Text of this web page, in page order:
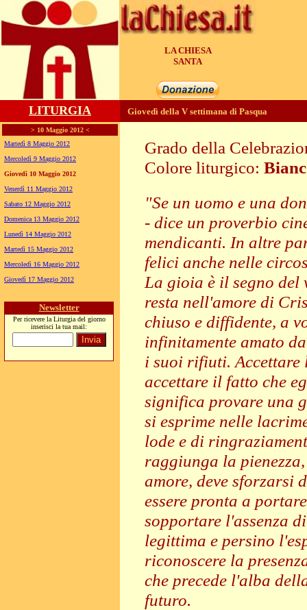
LA CHIESA
GENERA
LITURGIA
> 10 Maggio 2012 <
Martedì 8 Maggio 2012
Mercoledì 9 Maggio 2012
Giovedì 10 Maggio 2012
Venerdì 11 Maggio 2012
Sabato 12 Maggio 2012
Domenica 13 Maggio 2012
Lunedì 14 Maggio 2012
Martedì 15 Maggio 2012
Mercoledì 16 Maggio 2012
Giovedì 17 Maggio 2012
Newsletter
Per ricevere la Liturgia del giorno
inserisci la tua mail:
Giovedì della V settimana di Pasqua
Grado della
Colore liturgico:
"Se un uomo e una
- dice un proverbio
mendicanti. In altre
felici anche nelle
La gioia è il segno del
resta nell'amore di
chiuso e diffidente, a
infinitamente amato
i suoi rifiuti. Accettare
accettare il fatto che
significa provare una
si esprime nelle
lode e di
raggiunga la
amore, deve sforzarsi
essere pronta a
sopportare l'assenza
legittima e persino
riconoscere la
che precede l'alba
futuro.